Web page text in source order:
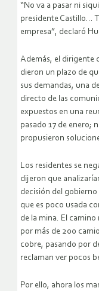
“No va a pasar ni
presidente Castillo…
empresa”, declaró
Además, el dirigente
dieron un plazo de
sus demandas, una
directo de las
expuestos en una
pasado 17 de enero;
propusieron
Los residentes se
dijeron que
decisión del
que es poco usada
de la mina. El
por más de 200
cobre, pasando por
reclaman ver pocos
Por ello, ahora los